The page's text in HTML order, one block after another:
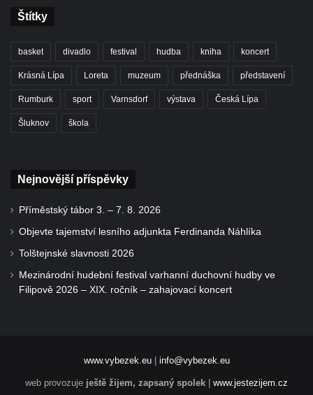
Štítky
basket divadlo festival hudba kniha koncert
Krásná Lípa Loreta muzeum přednáška představení
Rumburk sport Varnsdorf výstava Česká Lípa
Šluknov škola
Nejnovější příspěvky
Příměstský tábor 3. – 7. 8. 2026
Objevte tajemství lesního adjunkta Ferdinanda Náhlíka
Tolštejnské slavnosti 2026
Mezinárodní hudební festival varhanní duchovní hudby ve
Filipově 2026 – XIX. ročník – zahajovací koncert
www.vybezek.eu| info@vybezek.eu
web provozuje ještě žijem, zapsaný spolek www.jestezijem.cz